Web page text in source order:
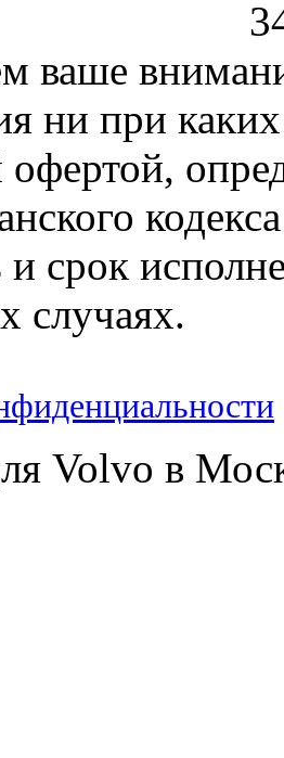
ваше
ни при каких
срок
случаях.
Volvo в